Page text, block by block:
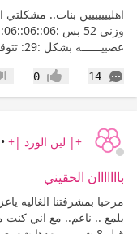
عصبيــــــه بشكل :29: تتوقعون العصبيه لها دخل؟؟ :(
14
التعليقات إعجاب0
+| لين الورد |+ •
بااااااان الحقيني
مرحبا بمشرفتنا الغاليه
يلمع .. ناعم.. مع اني